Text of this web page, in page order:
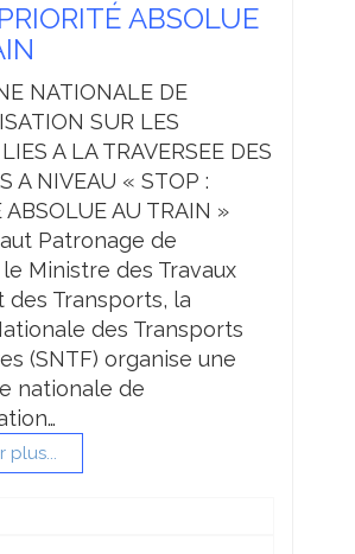
ABSOLUE
NATIONALE DE
SUR LES
A LA TRAVERSEE DES
A NIVEAU « STOP :
ABSOLUE AU TRAIN »
Patronage de
Ministre des Travaux
des Transports, la
des Transports
(SNTF) organise une
nationale de
plus...